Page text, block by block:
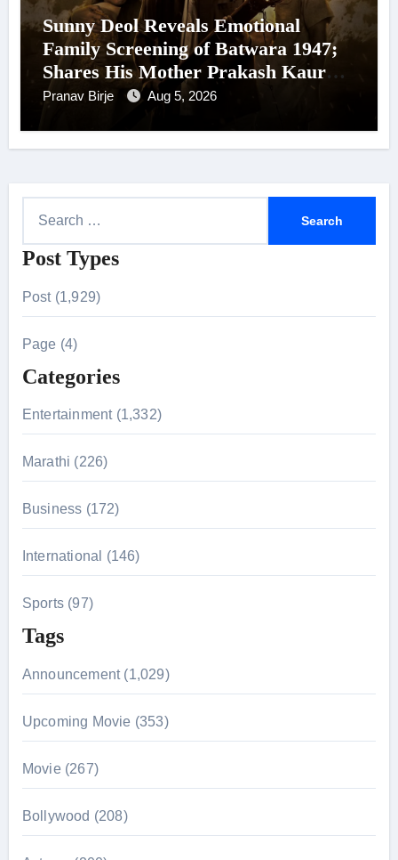
Sunny Deol Reveals Emotional
Family Screening of Batwara 1947;
Shares His Mother Prakash Kaur
Was Moved to Tears
Pranav Birje Aug 5, 2026
a
o
r
:
Post Types
Post (1,929)
Page (4)
Categories
Entertainment (1,332)
Marathi (226)
Business (172)
International (146)
Sports (97)
Tags
Announcement (1,029)
Upcoming Movie (353)
Movie (267)
Bollywood (208)